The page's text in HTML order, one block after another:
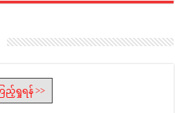
ြည့်ရှုရန် >>